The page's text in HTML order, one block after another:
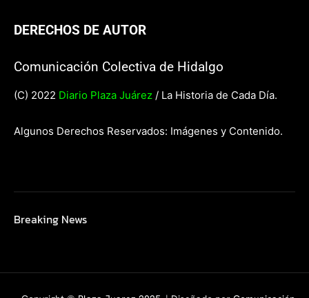
DERECHOS DE AUTOR
Comunicación Colectiva de Hidalgo
(C) 2022 Diario Plaza Juárez / La Historia de Cada Día.
Algunos Derechos Reservados: Imágenes y Contenido.
Breaking News